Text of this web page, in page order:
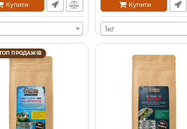
Купити Купити
1кг
ПРОДАЖІВ